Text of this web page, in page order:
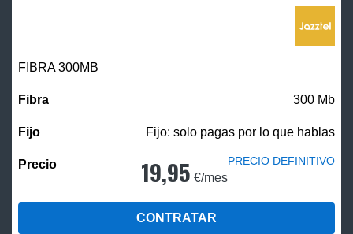
FIBRA 300MB
300 Mb
Fijo: solo pagas por lo que hablas
19,95 €/mes
PRECIO DEFINITIVO
CONTRATAR